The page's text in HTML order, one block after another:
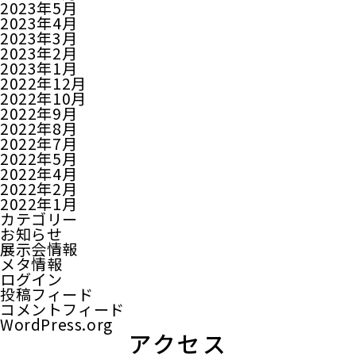
2023年5月
2023年4月
2023年3月
2023年2月
2023年1月
2022年12月
2022年10月
2022年9月
2022年8月
2022年7月
2022年5月
2022年4月
2022年2月
2022年1月
カテゴリー
お知らせ
展示会情報
メタ情報
ログイン
投稿フィード
コメントフィード
WordPress.org
アクセス